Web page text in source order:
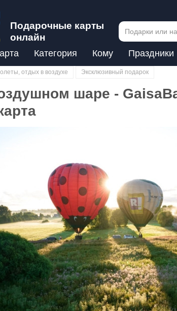
Подарочные карты
онлайн
Категория Кому Праздники
отдых в воздухе Эксклюзивный подарок
шаре -
Next